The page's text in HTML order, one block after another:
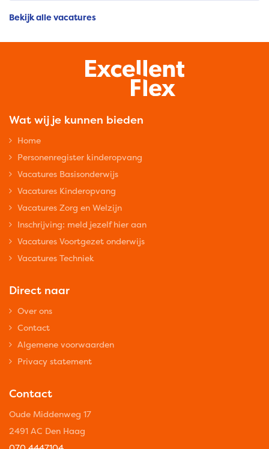
Bekijk alle vacatures
Wat wij je kunnen bieden
Home
Personenregister kinderopvang
Vacatures Basisonderwijs
Vacatures Kinderopvang
Vacatures Zorg en Welzijn
Inschrijving: meld jezelf hier aan
Vacatures Voortgezet onderwijs
Vacatures Techniek
Direct naar
Over ons
Contact
Algemene voorwaarden
Privacy statement
Contact
Oude Middenweg 17
2491 AC Den Haag